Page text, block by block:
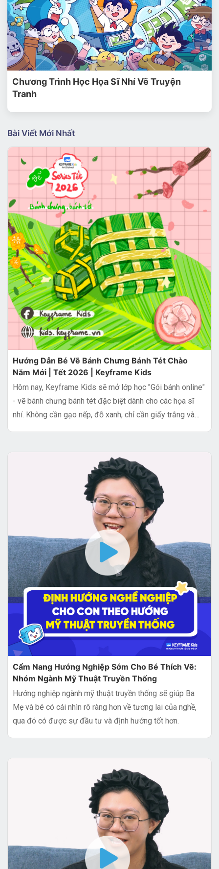
Chương Trình Học Họa Sĩ Nhí Vẽ Truyện
Tranh
Bài Viết Mới Nhất
Hướng Dẫn Bé Vẽ Bánh Chưng Bánh Tét Chào
Năm Mới | Tết 2026 | Keyframe Kids
Hôm nay, Keyframe Kids sẽ mở lớp học "Gói bánh online"
- vẽ bánh chưng bánh tét đặc biệt dành cho các họa sĩ
nhí. Không cần gạo nếp, đỗ xanh, chỉ cần giấy trắng và
Cẩm Nang Hướng Nghiệp Sớm Cho Bé Thích Vẽ:
Nhóm Ngành Mỹ Thuật Truyền Thống
Hướng nghiệp ngành mỹ thuật truyền thống sẽ giúp Ba
Mẹ và bé có cái nhìn rõ ràng hơn về tương lai của nghề,
qua đó có được sự đầu tư và định hướng tốt hơn.